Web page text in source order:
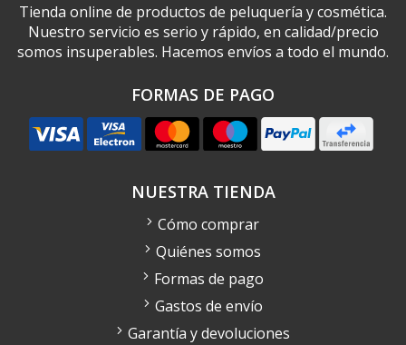
Tienda online de productos de peluquería y cosmética.
Nuestro servicio es serio y rápido, en calidad/precio
somos insuperables. Hacemos envíos a todo el mundo.
FORMAS DE PAGO
NUESTRA TIENDA
Cómo comprar
Quiénes somos
Formas de pago
Gastos de envío
Garantía y devoluciones